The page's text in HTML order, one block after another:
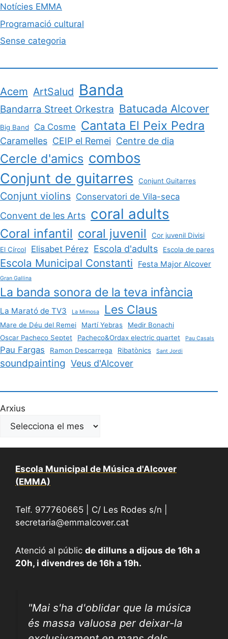
Notícies EMMA
Programació cultural
Sense categoria
Acem ArtSalud Banda
Bandarra Street Orkestra Batucada Alcover
Big Band Ca Cosme Cantata El Peix Pedra
Caramelles CEIP el Remei Centre de dia
Cercle d'amics combos
Conjunt de guitarres Conjunt Guitarres
Conjunt violins Conservatori de Vila-seca
Convent de les Arts coral adults
Coral infantil coral juvenil
Cor juvenil Divisi
El Círcol
Elisabet Pérez Escola d'adults Escola de pares
Escola Municipal Constanti Festa Major Alcover
Gran Gallina
La banda sonora de la teva infància
La Marató de TV3 La Mimosa Les Claus
Mare de Déu del Remei Martí Yebras
Medir Bonachi
Oscar Pacheco Septet
Pacheco&Ordax electric quartet Pau Casals
Pau Fargas Ramon Descarrega Ribatònics Sant Jordi
soundpainting Veus d'Alcover
Arxius
Escola Municipal de Música d'Alcover
(EMMA)
Telf. 977760665 | C/ Les Rodes s/n |
secretaria@emmalcover.cat
Atenció al públic de dilluns a dijous de 16h a
20h, i divendres de 16h a 19h.
"Mai s'ha d'oblidar que la música
és massa valuosa per deixar-la